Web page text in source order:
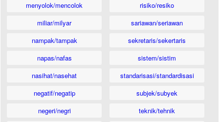
menyolok/mencolok
miliar/milyar
nampak/tampak
napas/nafas
nasihat/nasehat
negatif/negatip
negeri/negri
risiko/resiko
sariawan/seriawan
sekretaris/sekertaris
sistem/sistim
standarisasi/standardisasi
subjek/subyek
teknik/tehnik